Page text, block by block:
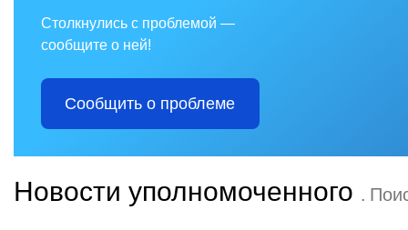
Столкнулись с проблемой —
сообщите о ней!
Сообщить о проблеме
Новости уполномоченного .